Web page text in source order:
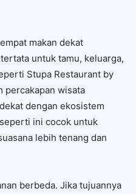
makan dekat
untuk tamu, keluarga,
Stupa Restaurant by
percakapan wisata
dengan ekosistem
ini cocok untuk
lebih tenang dan
berbeda. Jika tujuannya